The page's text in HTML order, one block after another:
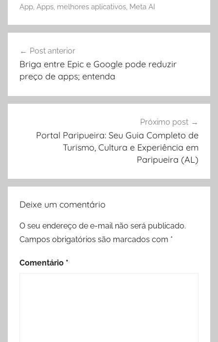
App, Apps, melhores aplicativos, Meta AI
de
Post
Post anterior
Briga entre Epic e Google pode reduzir
preço de apps; entenda
Próximo post
Portal Paripueira: Seu Guia Completo de
Turismo, Cultura e Experiência em
Paripueira (AL)
Deixe um comentário
O seu endereço de e-mail não será publicado.
Campos obrigatórios são marcados com *
Comentário *